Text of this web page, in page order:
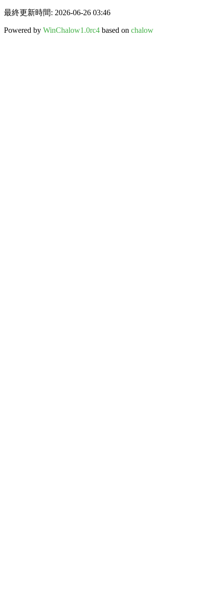
最終更新時間: 2026-06-26 03:46
Powered by WinChalow1.0rc4 based on chalow